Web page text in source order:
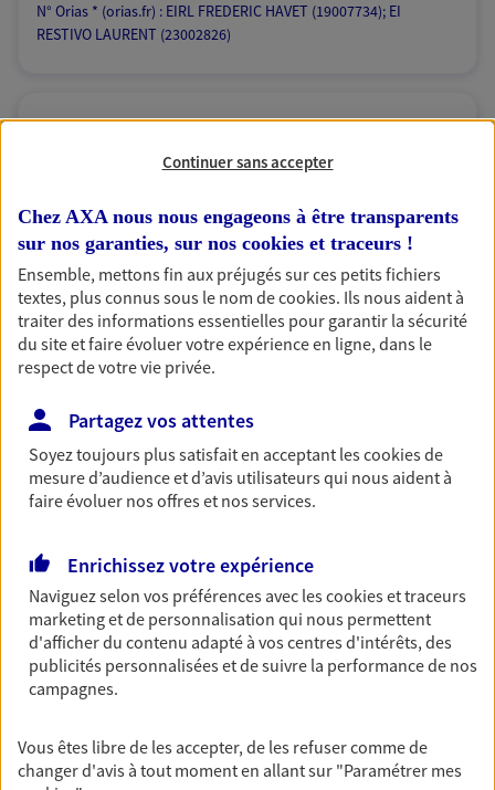
N° Orias * (orias.fr) : EIRL FREDERIC HAVET (19007734); EI
RESTIVO LAURENT (23002826)
Agent général d'assurance exclusif AXA
18 Rue Duphot, 75001 Paris
Horaires :Fermé
Ouvre demain à 09:00
01 75 43 61 30
VOIR NOTRE SITE WEB
N° Orias * (orias.fr) : 07007469
Jerome Nivet Carzon
Agent général d'assurance exclusif AXA
Prévoyance & Patrimoine
87 Rue Saint-honore, 75001 Paris
Ouvre demain à 09:00
Continuer sans accepter
Chez AXA nous nous engageons à être transparents
sur nos garanties, sur nos cookies et traceurs !
Ensemble, mettons fin aux préjugés sur ces petits fichiers
textes, plus connus sous le nom decookies. Ils nous aident à
traiter des informations essentielles pour garantir la sécurité
du site et faire évoluer votre expérience en ligne, dans le
respect de votre vie privée.
Partagez vos attentes
Soyez toujours plus satisfait en acceptant lescookiesde
mesure d’audience et d’avis utilisateurs qui nous aident à
faire évoluer nos offres et nos services.
Enrichissez votre expérience
Naviguez selon vos préférences avec lescookies et traceurs
marketing et de personnalisation qui nous permettent
d'afficher du contenu adapté à vos centres d'intérêts, des
publicités personnalisées et de suivre la performance de nos
campagnes.
Vous êtes libre de les accepter, de les refuser comme de
changer d'avis à tout moment en allant sur "Paramétrer mes